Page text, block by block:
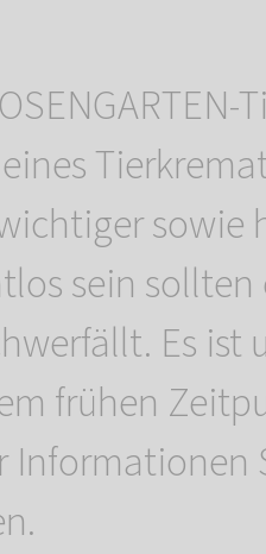
sowie
sein
Es ist
frühen